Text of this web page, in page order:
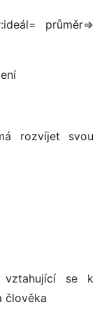
průměr=>
rozvíjet svou
vztahující se k
člověka